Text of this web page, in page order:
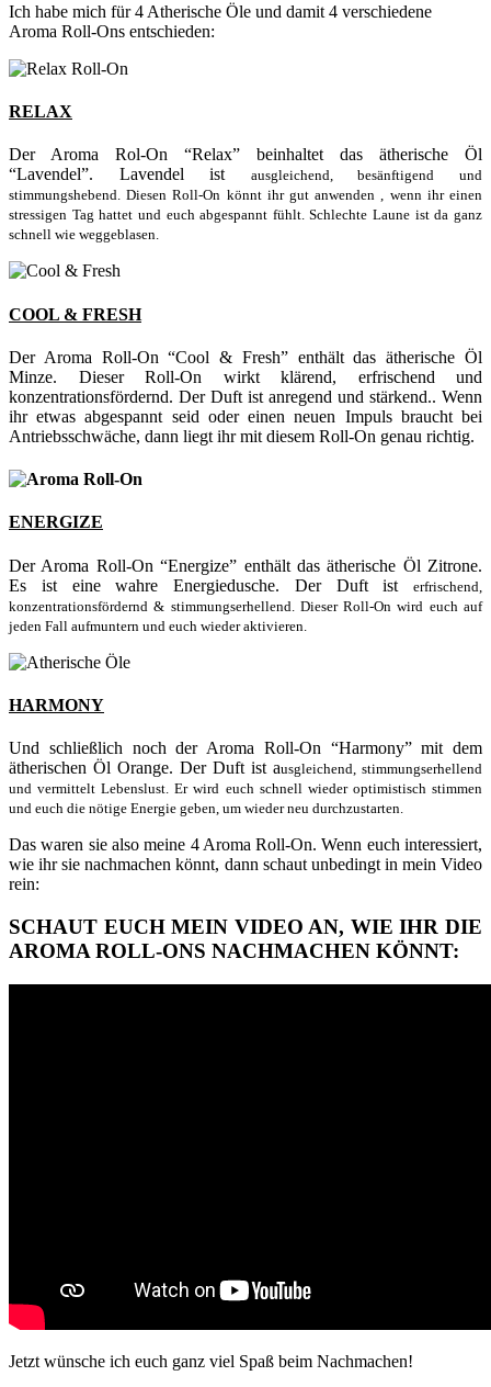
Ich habe mich für 4 Atherische Öle und damit 4 verschiedene
Aroma Roll-Ons entschieden:
RELAX
Der Aroma Rol-On “Relax” beinhaltet das ätherische Öl
“Lavendel”. Lavendel ist ausgleichend, besänftigend und
stimmungshebend. Diesen Roll-On könnt ihr gut anwenden , wenn ihr einen
stressigen Tag hattet und euch abgespannt fühlt. Schlechte Laune ist da ganz
schnell wie weggeblasen.
COOL & FRESH
Der Aroma Roll-On “Cool & Fresh” enthält das ätherische Öl
Minze. Dieser Roll-On wirkt klärend, erfrischend und
konzentrationsfördernd. Der Duft ist anregend und stärkend.. Wenn
ihr etwas abgespannt seid oder einen neuen Impuls braucht bei
Antriebsschwäche, dann liegt ihr mit diesem Roll-On genau richtig.
ENERGIZE
Der Aroma Roll-On “Energize” enthält das ätherische Öl Zitrone.
Es ist eine wahre Energiedusche. Der Duft ist erfrischend,
konzentrationsfördernd & stimmungserhellend. Dieser Roll-On wird euch auf
jeden Fall aufmuntern und euch wieder aktivieren.
HARMONY
Und schließlich noch der Aroma Roll-On “Harmony” mit dem
ätherischen Öl Orange. Der Duft ist ausgleichend, stimmungserhellend
und vermittelt Lebenslust. Er wird euch schnell wieder optimistisch stimmen
und euch die nötige Energie geben, um wieder neu durchzustarten.
Das waren sie also meine 4 Aroma Roll-On. Wenn euch interessiert,
wie ihr sie nachmachen könnt, dann schaut unbedingt in mein Video
rein:
SCHAUT EUCH MEIN VIDEO AN, WIE IHR DIE
AROMA ROLL-ONS NACHMACHEN KÖNNT:
Jetzt wünsche ich euch ganz viel Spaß beim Nachmachen!